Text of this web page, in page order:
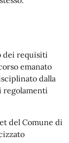
dei requisiti
emanato
dalla
regolamenti
del Comune di